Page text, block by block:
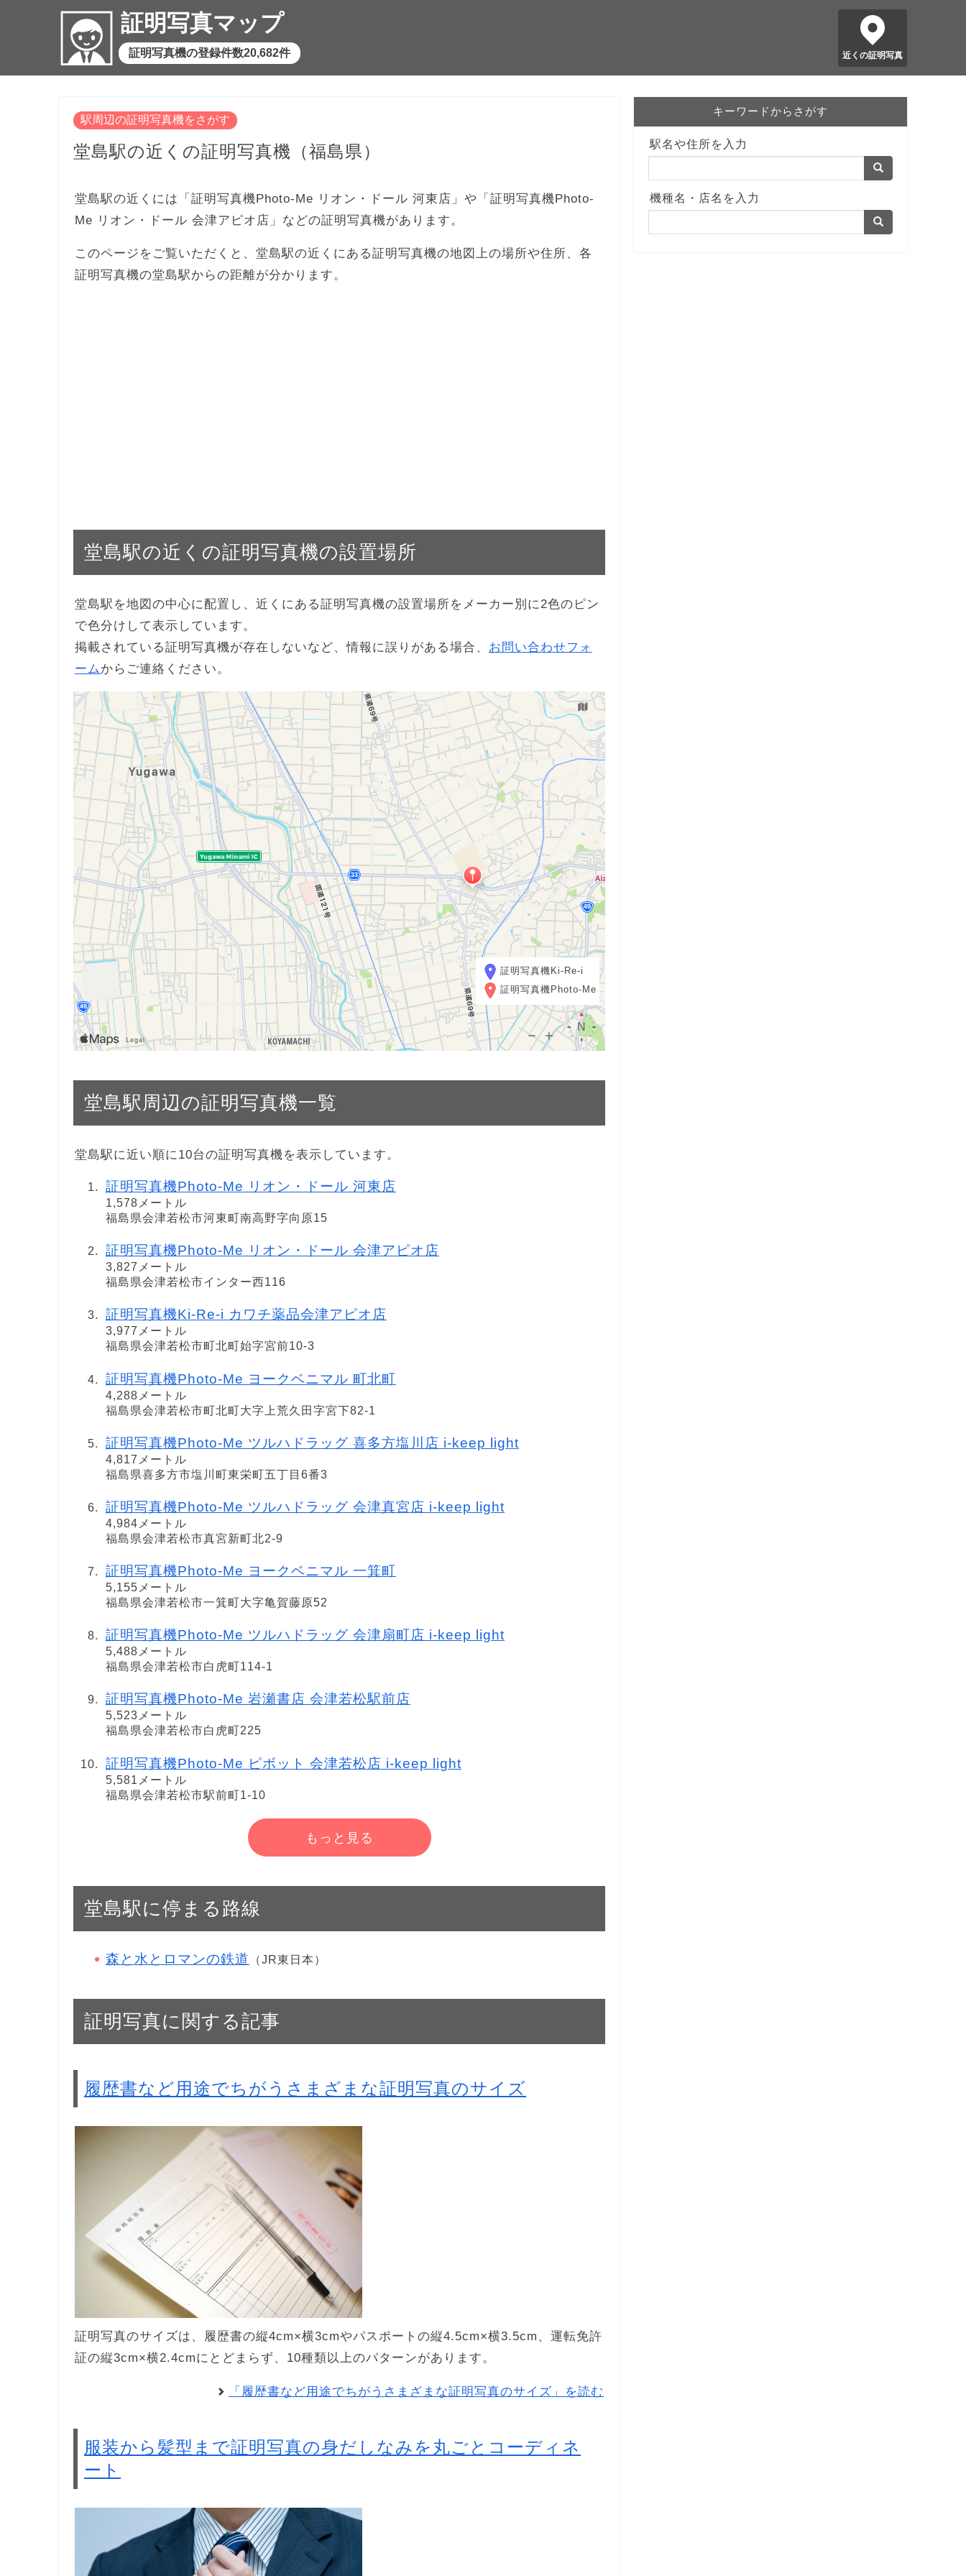
証明写真マップ
証明写真機の登録件数20,682件 近くの証明写真
駅周辺の証明写真機をさがす
堂島駅の近くの証明写真機（福島県）
堂島駅の近くには「証明写真機Photo-Me リオン・ドール 河東店」や「証明写真機Photo-
Me リオン・ドール 会津アピオ店」などの証明写真機があります。
このページをご覧いただくと、堂島駅の近くにある証明写真機の地図上の場所や住所、各
証明写真機の堂島駅からの距離が分かります。
堂島駅の近くの証明写真機の設置場所
堂島駅を地図の中心に配置し、近くにある証明写真機の設置場所をメーカー別に2色のピン
で色分けして表示しています。
掲載されている証明写真機が存在しないなど、情報に誤りがある場合、 お問い合わせフォ
ーム からご連絡ください。
証明写真機Ki-Re-i
証明写真機Photo-Me
堂島駅周辺の証明写真機一覧
堂島駅に近い順に10台の証明写真機を表示しています。
証明写真機Photo-Me リオン・ドール 河東店
1,578メートル
福島県会津若松市河東町南高野字向原15
証明写真機Photo-Me リオン・ドール 会津アピオ店
3,827メートル
福島県会津若松市インター西116
証明写真機Ki-Re-i カワチ薬品会津アピオ店
3,977メートル
福島県会津若松市町北町始字宮前10-3
証明写真機Photo-Me ヨークベニマル 町北町
4,288メートル
福島県会津若松市町北町大字上荒久田字宮下82-1
証明写真機Photo-Me ツルハドラッグ 喜多方塩川店 i-keep light
4,817メートル
福島県喜多方市塩川町東栄町五丁目6番3
証明写真機Photo-Me ツルハドラッグ 会津真宮店 i-keep light
4,984メートル
福島県会津若松市真宮新町北2-9
証明写真機Photo-Me ヨークベニマル 一箕町
5,155メートル
福島県会津若松市一箕町大字亀賀藤原52
証明写真機Photo-Me ツルハドラッグ 会津扇町店 i-keep light
5,488メートル
福島県会津若松市白虎町114-1
証明写真機Photo-Me 岩瀬書店 会津若松駅前店
5,523メートル
福島県会津若松市白虎町225
証明写真機Photo-Me ピボット 会津若松店 i-keep light
5,581メートル
福島県会津若松市駅前町1-10
もっと見る
堂島駅に停まる路線
森と水とロマンの鉄道 （JR東日本）
証明写真に関する記事
履歴書など用途でちがうさまざまな証明写真のサイズ
証明写真のサイズは、履歴書の縦4cm×横3cmやパスポートの縦4.5cm×横3.5cm、運転免許
証の縦3cm×横2.4cmにとどまらず、10種類以上のパターンがあります。
「履歴書など用途でちがうさまざまな証明写真のサイズ」を読む
服装から髪型まで証明写真の身だしなみを丸ごとコーディネ
ート
キーワードからさがす
駅名や住所を入力
機種名・店名を入力